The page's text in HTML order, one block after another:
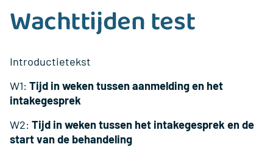
Wachttijden test
Introductietekst
W1: Tijd in weken tussen aanmelding en het
intakegesprek
W2: Tijd in weken tussen het intakegesprek en de
start van de behandeling